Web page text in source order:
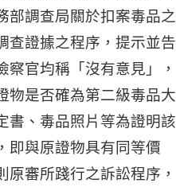
部調查局關於扣案毒品之
查證據之程序，提示並告
官均稱「沒有意見」，
物是否確為第二級毒品大
書、毒品照片等為證明該
即與原證物具有同等價
審所踐行之訴訟程序，